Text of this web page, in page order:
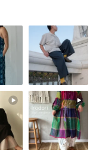
些不良磁場的襲擊，幫
好的過去慢慢釋懷